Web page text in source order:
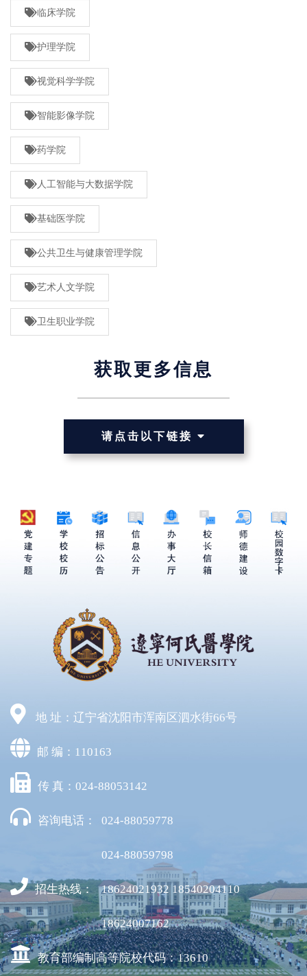
临床学院
护理学院
视觉科学学院
智能影像学院
药学院
人工智能与大数据学院
基础医学院
公共卫生与健康管理学院
艺术人文学院
卫生职业学院
获取更多信息
请点击以下链接
地 址：辽宁省沈阳市浑南区泗水街66号
邮 编：110163
传 真：024-88053142
咨询电话： 024-88059778
024-88059798
招生热线： 18624021932 18540204110
18624007162
教育部编制高等院校代码：13610